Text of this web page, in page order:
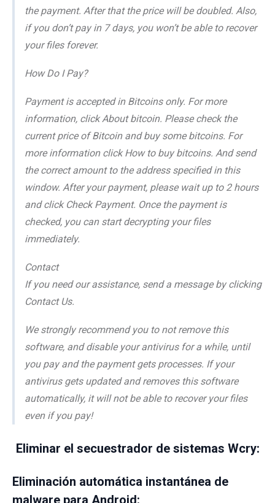
the payment. After that the price will be doubled. Also,
if you don’t pay in 7 days, you won’t be able to recover
your files forever.
How Do I Pay?
Payment is accepted in Bitcoins only. For more
information, click About bitcoin. Please check the
current price of Bitcoin and buy some bitcoins. For
more information click How to buy bitcoins. And send
the correct amount to the address specified in this
window. After your payment, please wait up to 2 hours
and click Check Payment. Once the payment is
checked, you can start decrypting your files
immediately.
Contact
If you need our assistance, send a message by clicking
Contact Us.
We strongly recommend you to not remove this
software, and disable your antivirus for a while, until
you pay and the payment gets processes. If your
antivirus gets updated and removes this software
automatically, it will not be able to recover your files
even if you pay!
Eliminar el secuestrador de sistemas Wcry:
Eliminación automática instantánea de
malware para Android: